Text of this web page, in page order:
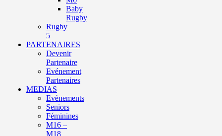
Baby
Rugby
Rugby
5
PARTENAIRES
Devenir
Partenaire
Evénement
Partenaires
MEDIAS
Evènements
Seniors
Féminines
M16 –
M18